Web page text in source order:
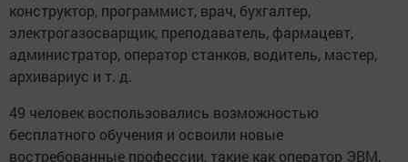
конструктор, программист, врач, бухгалтер,
электрогазосварщик, преподаватель, фармацевт,
администратор, оператор станков, водитель, мастер,
архивариус и т. д.
49 человек воспользовались возможностью
бесплатного обучения и освоили новые
востребованные профессии, такие как оператор ЭВМ,